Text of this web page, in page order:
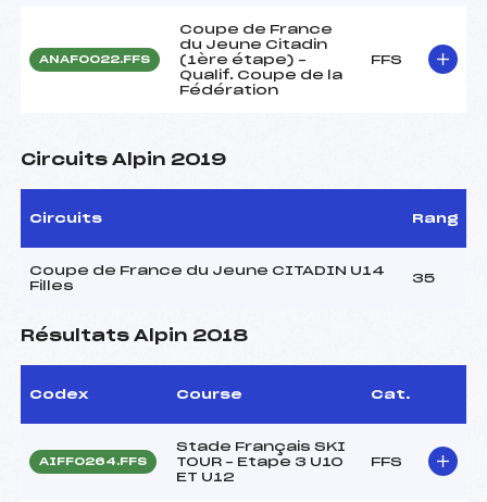
ANAF0022.FFS
Coupe de France
du Jeune Citadin
(1ère étape) –
Qualif. Coupe de la
Fédération
FFS
Circuits Alpin 2019
Circuits Rang
Coupe de France du Jeune CITADIN U14
Filles
35
Résultats Alpin 2018
Codex Course Cat.
AIFF0264.FFS
Stade Français SKI
TOUR – Etape 3 U10
ET U12
FFS